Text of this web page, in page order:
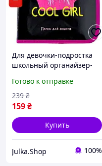
Для девочки-подростка
школьный органайзер-
молнии с дизайном COOL
GIRL
Готово к отправке
159₴
239 ₴
Купить
Julka.Shop 100%